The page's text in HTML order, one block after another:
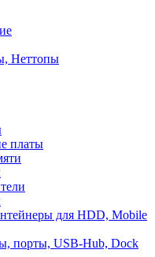
Неттопы
платы
для HDD, Mobile
порты, USB-Hub, Dock